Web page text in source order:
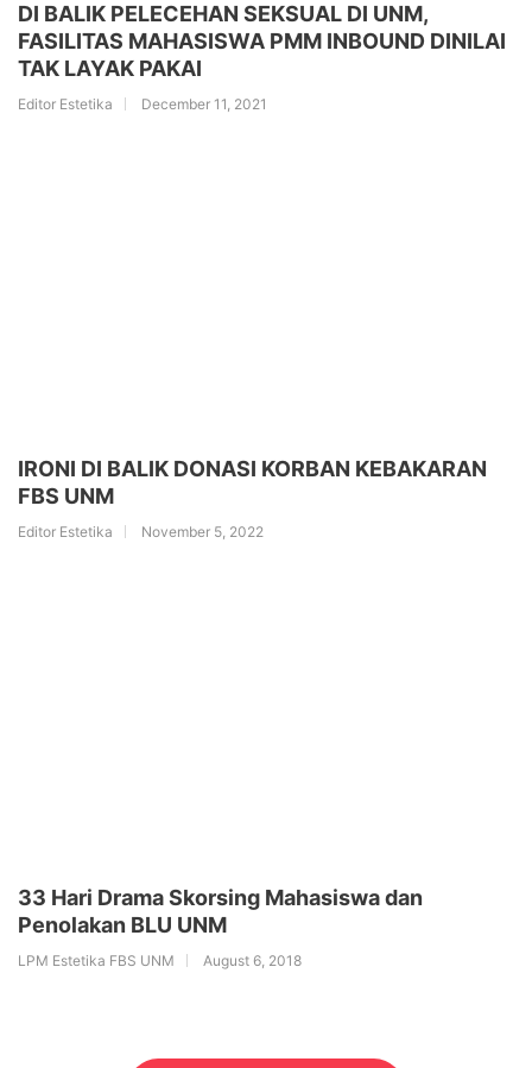
DI BALIK PELECEHAN SEKSUAL DI UNM,
FASILITAS MAHASISWA PMM INBOUND DINILAI
TAK LAYAK PAKAI
Editor Estetika December 11, 2021
IRONI DI BALIK DONASI KORBAN KEBAKARAN
FBS UNM
Editor Estetika November 5, 2022
33 Hari Drama Skorsing Mahasiswa dan
Penolakan BLU UNM
LPM Estetika FBS UNM August 6, 2018